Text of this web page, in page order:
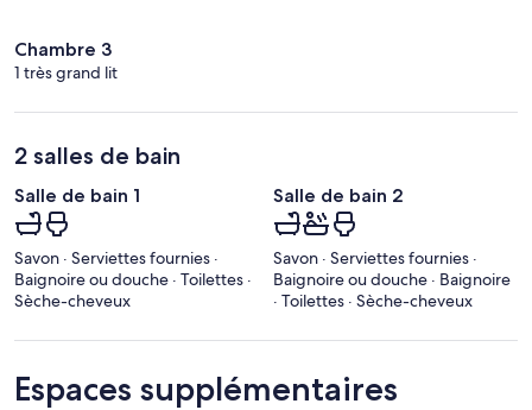
Chambre 3
1 très grand lit
2 salles de bain
Salle de bain 1
Savon · Serviettes fournies ·
Baignoire ou douche · Toilettes ·
Sèche-cheveux
Salle de bain 2
Savon · Serviettes fournies ·
Baignoire ou douche · Baignoire
· Toilettes · Sèche-cheveux
Espaces supplémentaires